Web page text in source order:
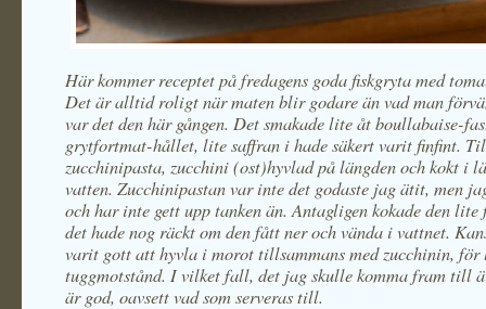
Här kommer receptet på fredagens goda fiskgryta med
Det är alltid roligt när maten blir godare än vad man
var det den här gången. Det smakade lite åt boullabaise-
grytfortmat-hållet, lite saffran i hade säkert varit finfint.
zucchinipasta, zucchini (ost)hyvlad på längden och kokt i
vatten. Zucchinipastan var inte det godaste jag ätit, men
och har inte gett upp tanken än. Antagligen kokade den lite
det hade nog räckt om den fått ner och vända i vattnet.
varit gott att hyvla i morot tillsammans med zucchinin, för
tuggmotstånd. I vilket fall, det jag skulle komma fram till
är god, oavsett vad som serveras till.